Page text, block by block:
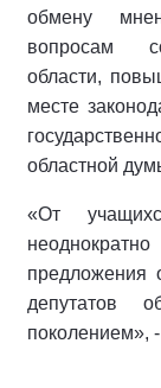
обмену
вопросам
области,
месте
областной
«От
предложения
депутатов
поколением»,